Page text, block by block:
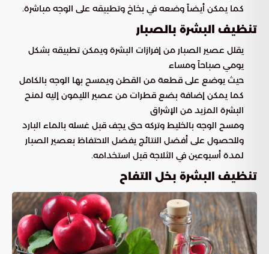
كما يمكن أيضاً وضعه في بخاخ وتطبيقه على الوجه مباشرة.
تنظيف البشرة بالصبار
يقلل عصير الصبار من إفرازات البشرة ويمكن تطبيقه بشكل
يومي صباحاً ومساء
حيث يوضع على قطعة من القطن ويمسح بها الوجه بالكامل
كما يمكن إضافة بضع قطرات من عصير الليمون إليه لمنح
البشرة المزيد من الإشراق
ومسح الوجه بالخليط وتركه حتى يجف قبل غسله بالماء البارد
وللحصول على أفضل النتائج يفضل الاحتفاظ بعصير الصبار
لمدة أسبوعين في الثلاجة قبل استخدامه.
تنظيف البشرة بخل التفاح